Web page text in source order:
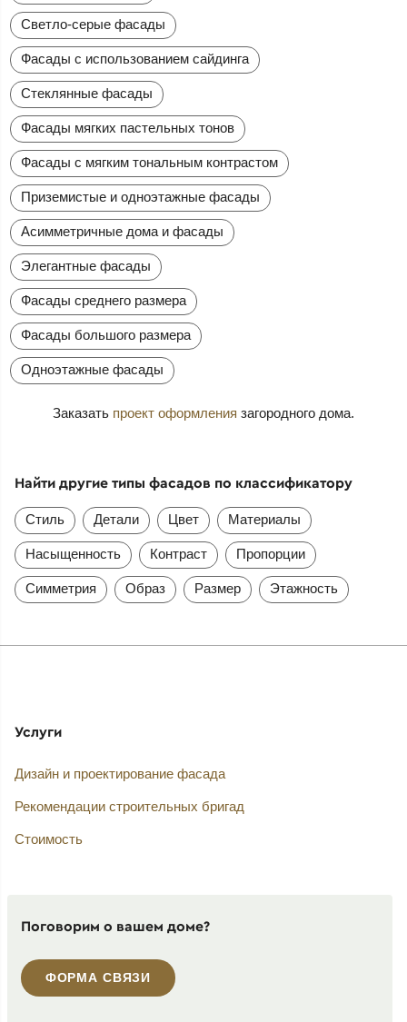
Светло-серые фасады
Фасады с использованием сайдинга
Стеклянные фасады
Фасады мягких пастельных тонов
Фасады с мягким тональным контрастом
Приземистые и одноэтажные фасады
Асимметричные дома и фасады
Элегантные фасады
Фасады среднего размера
Фасады большого размера
Одноэтажные фасады
Заказать проект оформления загородного дома.
Найти другие типы фасадов по классификатору
Стиль Детали Цвет Материалы
Насыщенность Контраст Пропорции
Симметрия Образ Размер Этажность
Услуги
Дизайн и проектирование фасада
Рекомендации строительных бригад
Стоимость
Поговорим о вашем доме?
ФОРМА СВЯЗИ